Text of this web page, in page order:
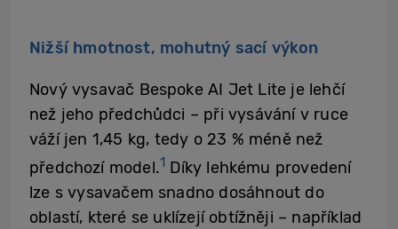
Nižší hmotnost, mohutný sací výkon
Nový vysavač Bespoke AI Jet Lite je lehčí
než jeho předchůdci – při vysávání v ruce
váží jen 1,45 kg, tedy o 23 % méně než
předchozí model.1 Díky lehkému provedení
lze s vysavačem snadno dosáhnout do
oblastí, které se uklízejí obtížněji – například